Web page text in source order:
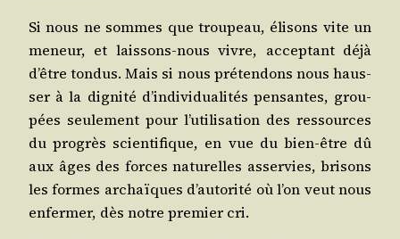
Si nous ne sommes que trou­peau, éli­sons vite un
meneur, et lais­sons-nous vivre, accep­tant déjà
d’être ton­dus. Mais si nous pré­ten­dons nous haus­
ser à la digni­té d’individualités pen­santes, grou­
pées seule­ment pour l’utilisation des res­sources
du pro­grès scien­ti­fique, en vue du bien-être dû
aux âges des forces natu­relles asser­vies, bri­sons
les formes archaïques d’autorité où l’on veut nous
enfer­mer, dès notre pre­mier cri.